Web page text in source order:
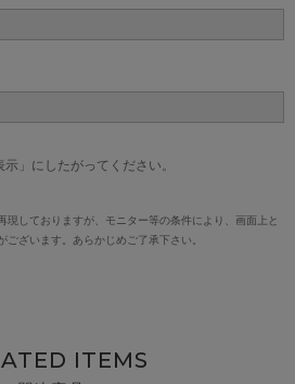
」にしたがってください。
しておりますが、モニター等の条件により、画面上と
ざいます。あらかじめご了承下さい。
ITEMS